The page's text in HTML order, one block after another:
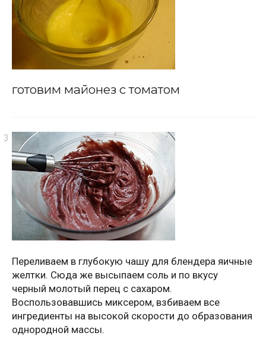
готовим майонез с томатом
Переливаем в глубокую чашу для блендера яичные
желтки. Сюда же высыпаем соль и по вкусу
черный молотый перец с сахаром.
Воспользовавшись миксером, взбиваем все
ингредиенты на высокой скорости до образования
однородной массы.